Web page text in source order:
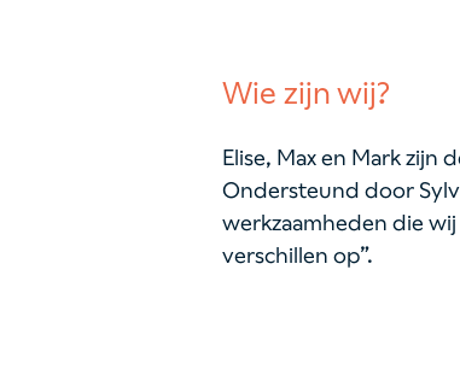
Wie zijn wij?
Elise, Max en Mark zijn
Ondersteund door
werkzaamheden die
verschillen op”.